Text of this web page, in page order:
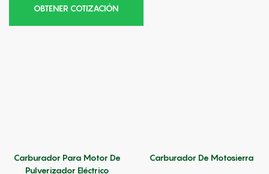
OBTENER COTIZACIÓN
Carburador Para Motor De
Pulverizador Eléctrico
Carburador De Motosierra